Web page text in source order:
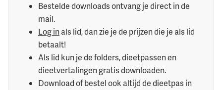
Bestelde downloads ontvang je direct in de
mail.
Log inals lid, dan zie je de prijzen die je als lid
betaalt!
Als lid kun je de folders, dieetpassen en
dieetvertalingen gratis downloaden.
Download of bestel ook altijd de dieetpas in